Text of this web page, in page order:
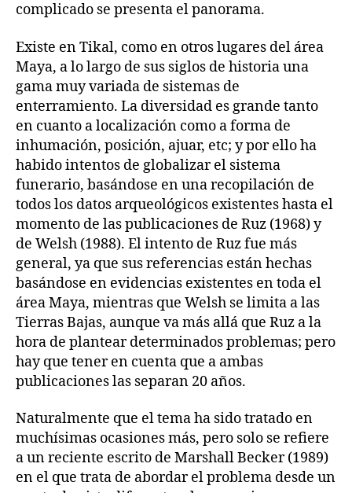
complicado se presenta el panorama.
Existe en Tikal, como en otros lugares del área
Maya, a lo largo de sus siglos de historia una
gama muy variada de sistemas de
enterramiento. La diversidad es grande tanto
en cuanto a localización como a forma de
inhumación, posición, ajuar, etc; y por ello ha
habido intentos de globalizar el sistema
funerario, basándose en una recopilación de
todos los datos arqueológicos existentes hasta el
momento de las publicaciones de Ruz (1968) y
de Welsh (1988). El intento de Ruz fue más
general, ya que sus referencias están hechas
basándose en evidencias existentes en toda el
área Maya, mientras que Welsh se limita a las
Tierras Bajas, aunque va más allá que Ruz a la
hora de plantear determinados problemas; pero
hay que tener en cuenta que a ambas
publicaciones las separan 20 años.
Naturalmente que el tema ha sido tratado en
muchísimas ocasiones más, pero solo se refiere
a un reciente escrito de Marshall Becker (1989)
en el que trata de abordar el problema desde un